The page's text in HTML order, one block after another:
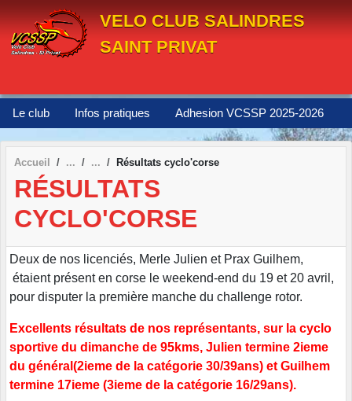
VELO CLUB SALINDRES
SAINT PRIVAT
Le club Infos pratiques Adhesion VCSSP 2025-2026
Accueil Résultats cyclo'corse
RÉSULTATS
CYCLO'CORSE
Deux de nos licenciés, Merle Julien et Prax Guilhem,
étaient présent en corse le weekend-end du 19 et 20 avril,
pour disputer la première manche du challenge rotor.
Excellents résultats de nos représentants, sur la cyclo
sportive du dimanche de 95kms, Julien termine 2ieme
du général(2ieme de la catégorie 30/39ans) et Guilhem
termine 17ieme (3ieme de la catégorie 16/29ans).
Panneau de gestion des cookies